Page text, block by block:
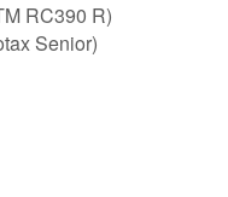
RC390 R)
Senior)